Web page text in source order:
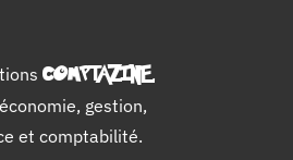
COMPTAZINE.
gestion,
et comptabilité.